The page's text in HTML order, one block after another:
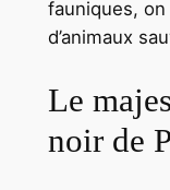
fauniques, on
d’animaux
Le
noir de